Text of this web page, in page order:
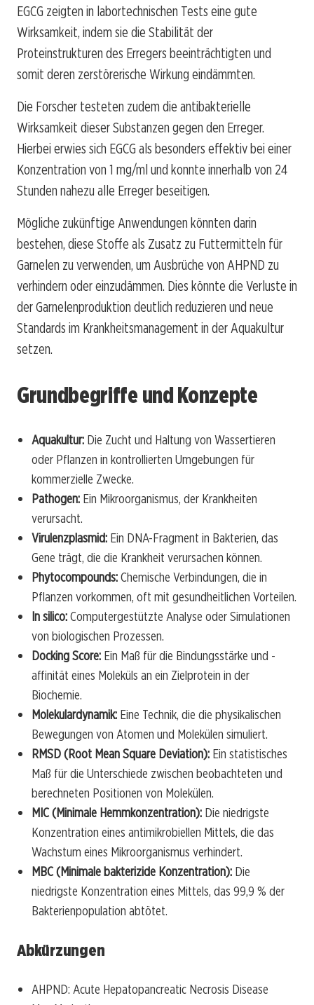
EGCG zeigten in labortechnischen Tests eine gute
Wirksamkeit, indem sie die Stabilität der
Proteinstrukturen des Erregers beeinträchtigten und
somit deren zerstörerische Wirkung eindämmten.
Die Forscher testeten zudem die antibakterielle
Wirksamkeit dieser Substanzen gegen den Erreger.
Hierbei erwies sich EGCG als besonders effektiv bei einer
Konzentration von 1 mg/ml und konnte innerhalb von 24
Stunden nahezu alle Erreger beseitigen.
Mögliche zukünftige Anwendungen könnten darin
bestehen, diese Stoffe als Zusatz zu Futtermitteln für
Garnelen zu verwenden, um Ausbrüche von AHPND zu
verhindern oder einzudämmen. Dies könnte die Verluste in
der Garnelenproduktion deutlich reduzieren und neue
Standards im Krankheitsmanagement in der Aquakultur
setzen.
Grundbegriffe und Konzepte
Aquakultur: Die Zucht und Haltung von Wassertieren
oder Pflanzen in kontrollierten Umgebungen für
kommerzielle Zwecke.
Pathogen: Ein Mikroorganismus, der Krankheiten
verursacht.
Virulenzplasmid: Ein DNA-Fragment in Bakterien, das
Gene trägt, die die Krankheit verursachen können.
Phytocompounds:Chemische Verbindungen, die in
Pflanzen vorkommen, oft mit gesundheitlichen Vorteilen.
In silico:Computergestützte Analyse oder Simulationen
von biologischen Prozessen.
Docking Score: Ein Maß für die Bindungsstärke und -
affinität eines Moleküls an ein Zielprotein in der
Biochemie.
Molekulardynamik: Eine Technik, die die physikalischen
Bewegungen von Atomen und Molekülen simuliert.
RMSD (Root Mean Square Deviation): Ein statistisches
Maß für die Unterschiede zwischen beobachteten und
berechneten Positionen von Molekülen.
MIC (Minimale Hemmkonzentration): Die niedrigste
Konzentration eines antimikrobiellen Mittels, die das
Wachstum eines Mikroorganismus verhindert.
MBC (Minimale bakterizide Konzentration): Die
niedrigste Konzentration eines Mittels, das 99,9 % der
Bakterienpopulation abtötet.
Abkürzungen
AHPND: Acute Hepatopancreatic Necrosis Disease